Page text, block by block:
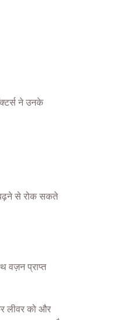
ने उनके
बढ़ने से रोक सकते
वज़न प्राप्त
लीवर को और